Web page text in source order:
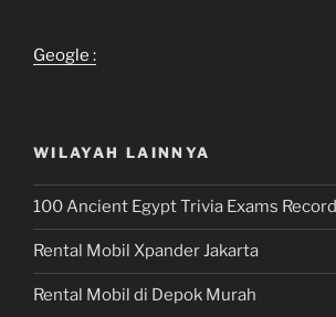
Geogle :
WILAYAH LAINNYA
100 Ancient Egypt Trivia Exams Record
Rental Mobil Xpander Jakarta
Rental Mobil di Depok Murah